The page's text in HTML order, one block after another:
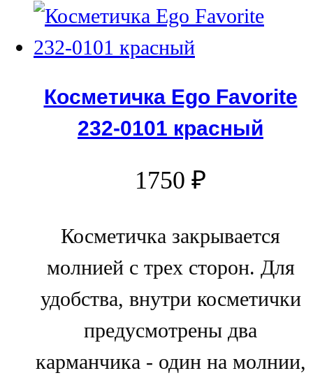
Косметичка Ego Favorite
232-0101 красный
1750 ₽
Косметичка закрывается
молнией с трех сторон. Для
удобства, внутри косметички
предусмотрены два
карманчика - один на молнии,